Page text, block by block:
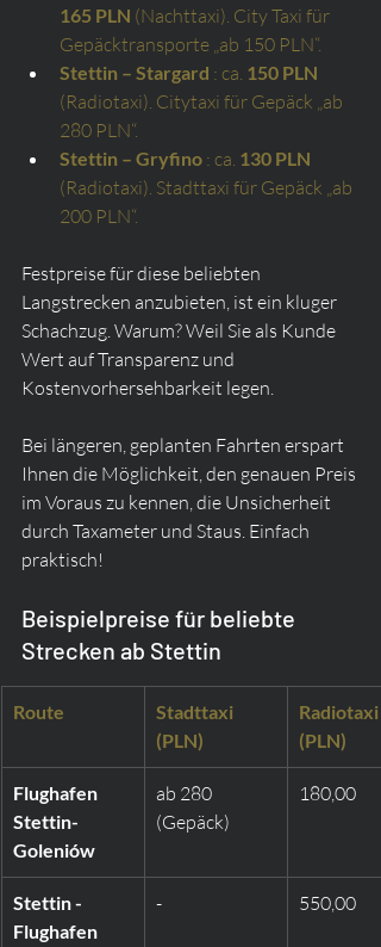
165 PLN (Nachttaxi). City Taxi für
Gepäcktransporte „ab 150 PLN“.
Stettin – Stargard : ca. 150 PLN
(Radiotaxi). Citytaxi für Gepäck „ab
280 PLN“.
Stettin – Gryfino : ca. 130 PLN
(Radiotaxi). Stadttaxi für Gepäck „ab
200 PLN“.
Festpreise für diese beliebten
Langstrecken anzubieten, ist ein kluger
Schachzug. Warum? Weil Sie als Kunde
Wert auf Transparenz und
Kostenvorhersehbarkeit legen.
Bei längeren, geplanten Fahrten erspart
Ihnen die Möglichkeit, den genauen Preis
im Voraus zu kennen, die Unsicherheit
durch Taxameter und Staus. Einfach
praktisch!
Beispielpreise für beliebte
Strecken ab Stettin
Route
Stadttaxi
(PLN)
Radiotaxi
(PLN)
Flughafen
Stettin-
Goleniów
ab 280
(Gepäck)
180,00
Stettin -
Flughafen
- 550,00